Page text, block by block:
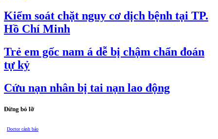
Kiểm soát chặt nguy cơ dịch bệnh tại TP.
Hồ Chí Minh
Trẻ em gốc nam á dễ bị chậm chẩn đoán
tự kỷ
Cứu nạn nhân bị tai nạn lao động
Đừng bỏ lỡ
Doctor cảnh báo